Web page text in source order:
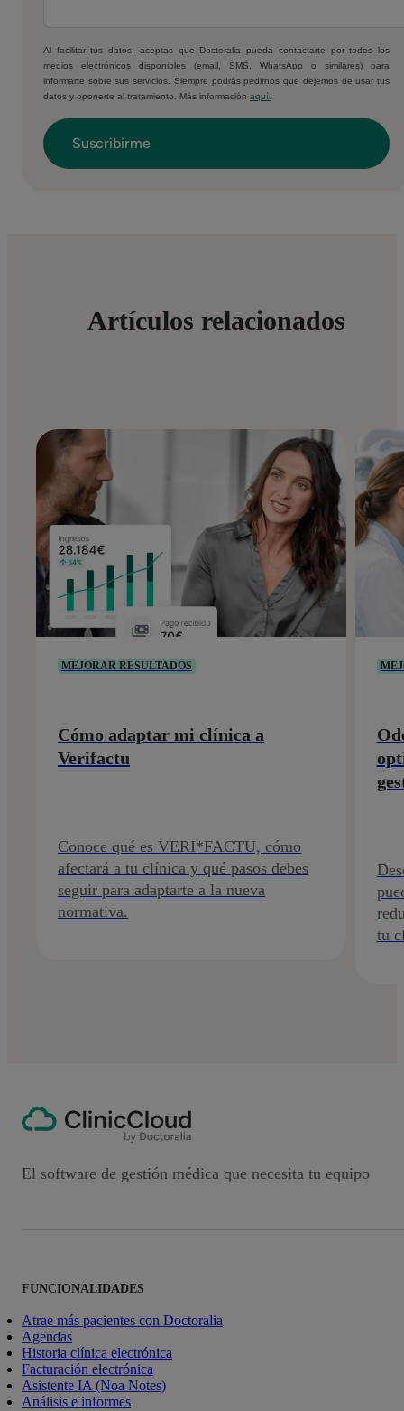
Al facilitar tus datos, aceptas que Doctoralia pueda contactarte por todos los
medios electrónicos disponibles (email, SMS, WhatsApp o similares) para
informarte sobre sus servicios. Siempre podrás pedirnos que dejemos de usar tus
datos y oponerte al tratamiento. Más información aquí.
Artículos relacionados
MEJORAR RESULTADOS
Cómo adaptar mi clínica a
Verifactu
Conoce qué es VERI*FACTU, cómo
afectará a tu clínica y qué pasos debes
seguir para adaptarte a la nueva
normativa.
tu
El software de gestión médica que necesita tu equipo
FUNCIONALIDADES
Atrae más pacientes con Doctoralia
Agendas
Historia clínica electrónica
Facturación electrónica
Asistente IA (Noa Notes)
Análisis e informes